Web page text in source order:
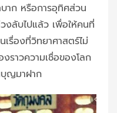
าก หรือการอุทิศส่วน
ลับไปแล้ว เพื่อให้คนที่
รื่องที่วิทยาศาสตร์ไม่
ราวความเชื่อของโลก
ญมาฝาก